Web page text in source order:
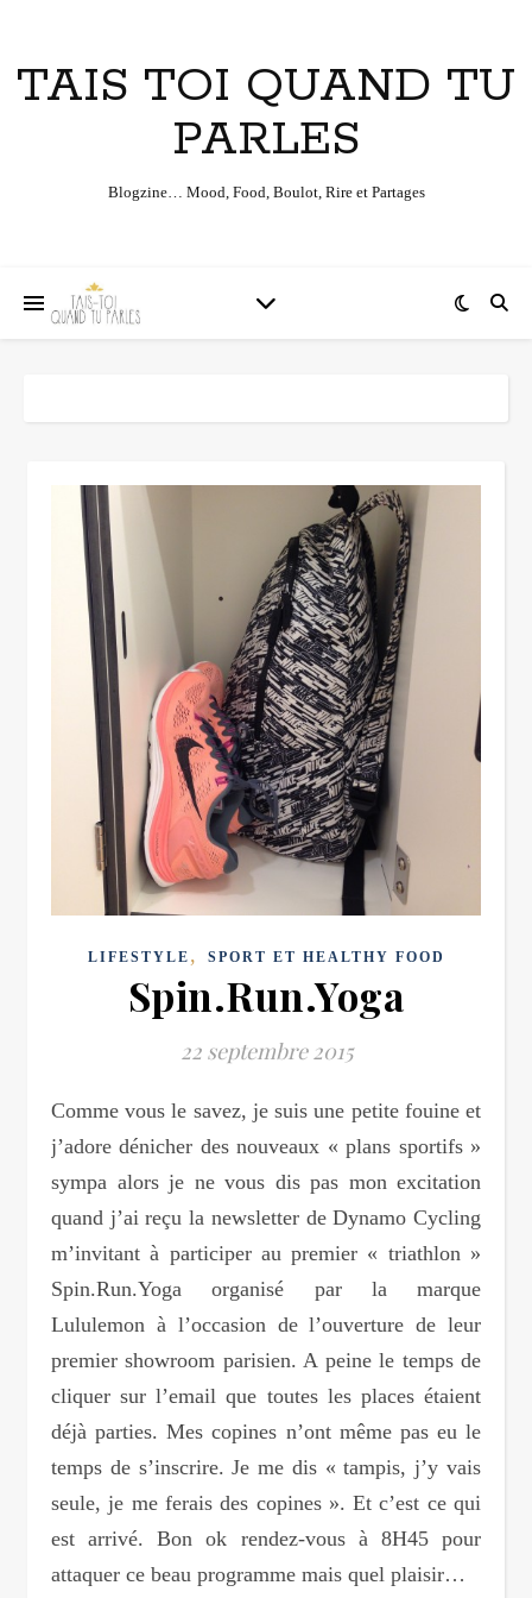
TAIS TOI QUAND TU
PARLES
Blogzine… Mood, Food, Boulot, Rire et Partages
LIFESTYLE , SPORT ET HEALTHY FOOD
Spin.Run.Yoga
22 septembre 2015
Comme vous le savez, je suis une petite fouine et
j’adore dénicher des nouveaux « plans sportifs »
sympa alors je ne vous dis pas mon excitation
quand j’ai reçu la newsletter de Dynamo Cycling
m’invitant à participer au premier « triathlon »
Spin.Run.Yoga organisé par la marque
Lululemon à l’occasion de l’ouverture de leur
premier showroom parisien. A peine le temps de
cliquer sur l’email que toutes les places étaient
déjà parties. Mes copines n’ont même pas eu le
temps de s’inscrire. Je me dis « tampis, j’y vais
seule, je me ferais des copines ». Et c’est ce qui
est arrivé. Bon ok rendez-vous à 8H45 pour
attaquer ce beau programme mais quel plaisir…